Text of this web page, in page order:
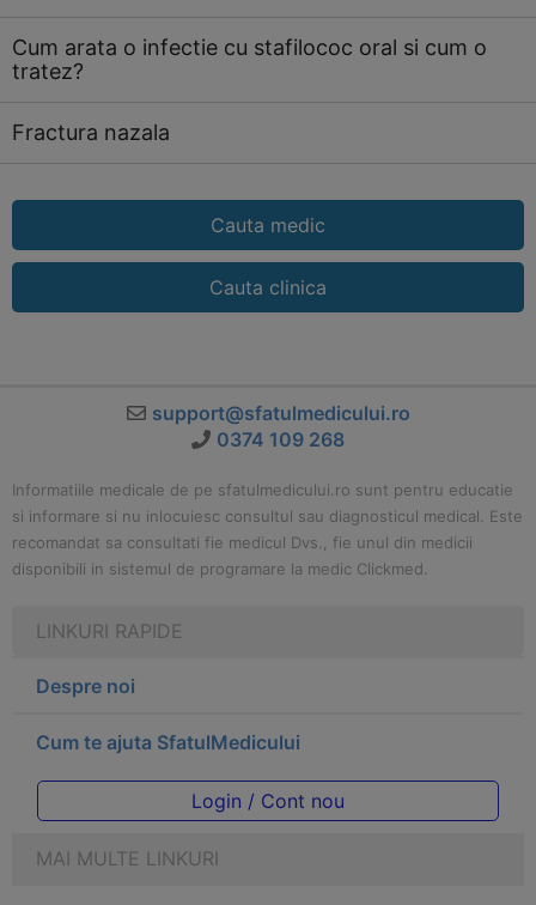
Cum arata o infectie cu stafilococ oral si cum o
tratez?
Fractura nazala
Cauta medic
Cauta clinica
support@sfatulmedicului.ro
0374 109 268
Informatiile medicale de pe sfatulmedicului.ro sunt pentru educatie
si informare si nu inlocuiesc consultul sau diagnosticul medical. Este
recomandat sa consultati fie medicul Dvs., fie unul din medicii
disponibili in sistemul de programare la medic Clickmed.
LINKURI RAPIDE
Despre noi
Cum te ajuta SfatulMedicului
Login / Cont nou
MAI MULTE LINKURI